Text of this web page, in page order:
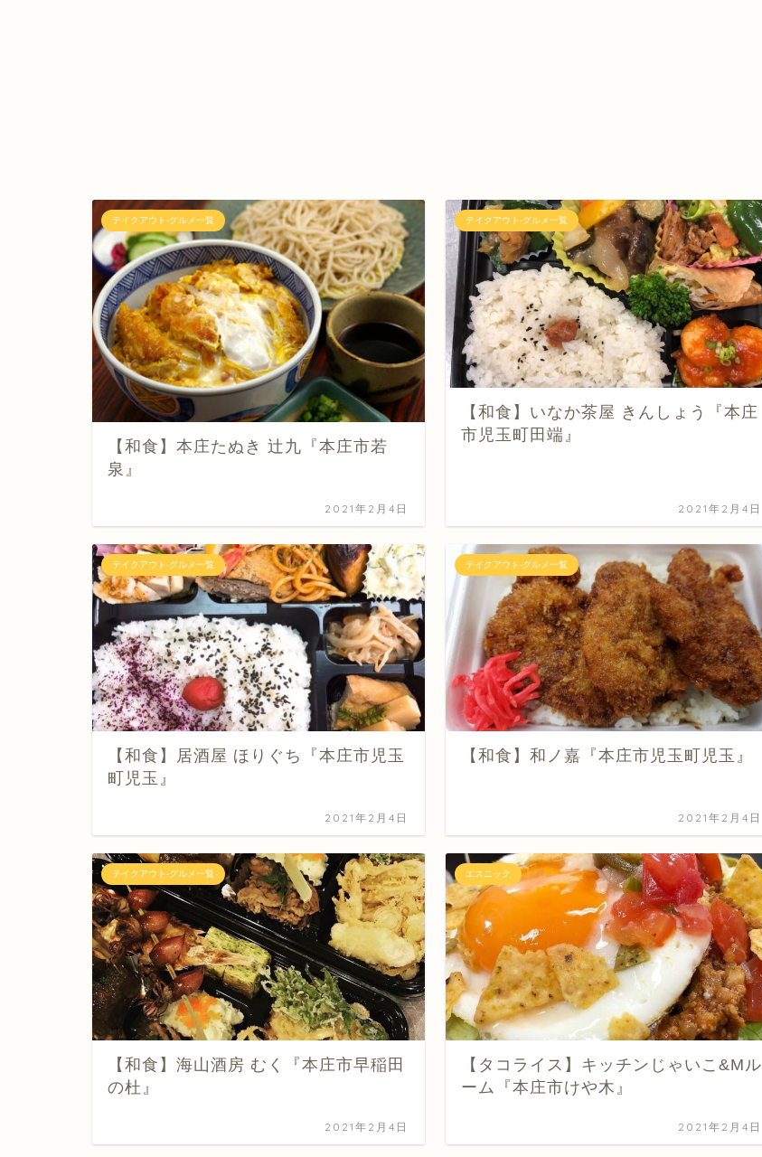
テイクアウト-グルメ一覧
【和食】本庄たぬき 辻九『本庄市若
泉』
2021年2月4日
テイクアウト-グルメ一覧
【和食】いなか茶屋 きんしょう『本庄
市児玉町田端』
2021年2月4日
テイクアウト-グルメ一覧
【和食】居酒屋 ほりぐち『本庄市児玉
町児玉』
2021年2月4日
テイクアウト-グルメ一覧
【和食】和ノ嘉『本庄市児玉町児玉』
2021年2月4日
テイクアウト-グルメ一覧
【和食】海山酒房 むく『本庄市早稲田
の杜』
2021年2月4日
エスニック
【タコライス】キッチンじゃいこ&Mル
ーム『本庄市けや木』
2021年2月4日